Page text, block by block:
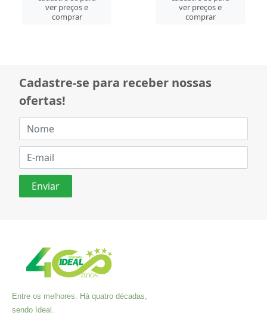
ver preços e
comprar
ver preços e
comprar
Cadastre-se para receber nossas
ofertas!
Entre os melhores. Há quatro décadas,
sendo Ideal.